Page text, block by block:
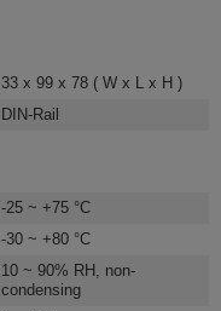
33 x 99 x 78 ( W x L x H )
DIN-Rail
-25 ~ +75 °C
-30 ~ +80 °C
10 ~ 90% RH, non-
condensing